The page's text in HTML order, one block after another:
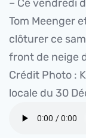
– Ce vendredi
Tom Meenger
clôturer ce
front de neige
Crédit Photo :
locale du 30